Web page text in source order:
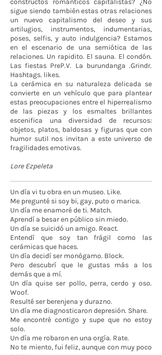
constructos románticos capitalistas? ¿No
sigue siendo también estas otras relaciones
un nuevo capitalismo del deseo y sus
artilugios, instrumentos, indumentarias,
poses, selfis, y auto indulgencia? Estamos
en el escenario de una semiótica de las
relaciones. Un rapidito. El sauna. El condón.
Las fiestas PreP.V. La burundanga .Grindr.
Hashtags. likes.
La cerámica en su naturaleza delicada se
convierte en un vehículo que para plantear
estas preocupaciones entre el hiperrealismo
de las piezas y los esmaltes brillantes
escenifica una diversidad de recursos:
objetos, platos, baldosas y figuras que con
humor sutil nos invitan a este universo de
fragilidades emotivas.
Lore Ezpeleta
Un día vi tu obra en un museo. Like.
Me pregunté si soy bi, gay, puto o marica.
Un día me enamoré de ti. Match.
Aprendí a besar en público sin miedo.
Un día se suicidó un amigo. React.
Entendí que soy tan frágil como las
cerámicas que haces.
Un día decidí ser monógamo. Block.
Pero descubrí que le gustas más a los
demás que a mí.
Un día quise ser pollo, perra, cerdo y oso.
Woof.
Resulté ser berenjena y durazno.
Un día me diagnosticaron depresión. Share.
Me encontré contigo y supe que no estoy
solo.
Un día me robaron en una orgía. Rate.
No te miento, fui feliz, aunque con muy poco